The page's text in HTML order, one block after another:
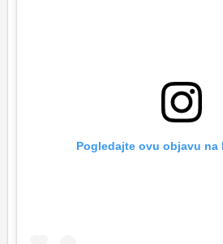
Pogledajte ovu objavu na